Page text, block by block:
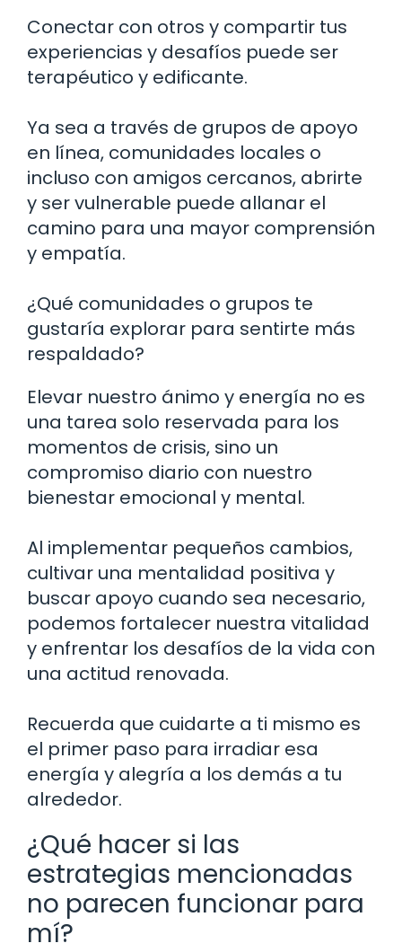
Conectar con otros y compartir tus
experiencias y desafíos puede ser
terapéutico y edificante.
Ya sea a través de grupos de apoyo
en línea, comunidades locales o
incluso con amigos cercanos, abrirte
y ser vulnerable puede allanar el
camino para una mayor comprensión
y empatía.
¿Qué comunidades o grupos te
gustaría explorar para sentirte más
respaldado?
Elevar nuestro ánimo y energía no es
una tarea solo reservada para los
momentos de crisis, sino un
compromiso diario con nuestro
bienestar emocional y mental.
Al implementar pequeños cambios,
cultivar una mentalidad positiva y
buscar apoyo cuando sea necesario,
podemos fortalecer nuestra vitalidad
y enfrentar los desafíos de la vida con
una actitud renovada.
Recuerda que cuidarte a ti mismo es
el primer paso para irradiar esa
energía y alegría a los demás a tu
alrededor.
¿Qué hacer si las
estrategias mencionadas
no parecen funcionar para
mí?